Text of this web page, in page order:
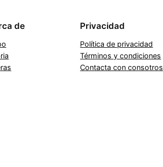
de Privacidad
Política de privacidad
Términos y condiciones
Contacta con consotros